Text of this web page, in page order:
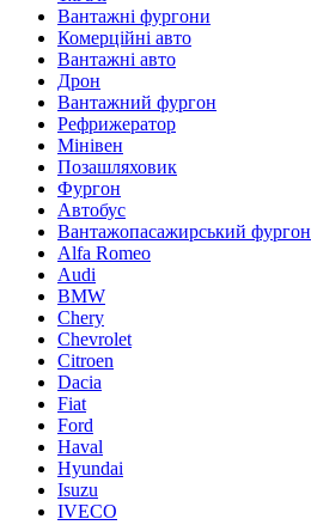
Вантажні фургони
Комерційні авто
Вантажні авто
Дрон
Вантажний фургон
Рефрижератор
Мінівен
Позашляховик
Фургон
Автобус
Вантажопасажирський фургон
Alfa Romeo
Audi
BMW
Chery
Chevrolet
Citroen
Dacia
Fiat
Ford
Haval
Hyundai
Isuzu
IVECO